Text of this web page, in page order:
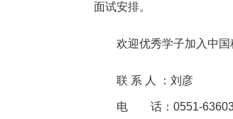
面试安排。
欢迎优秀学子加入中国
联 系 人 ：刘彦
电 话：0551-